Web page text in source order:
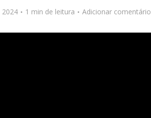
2024 1 min de leitura Adicionar comentário